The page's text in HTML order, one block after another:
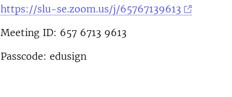
https://slu-se.zoom.us/j/65767139613
Meeting ID: 657 6713 9613
Passcode: edusign